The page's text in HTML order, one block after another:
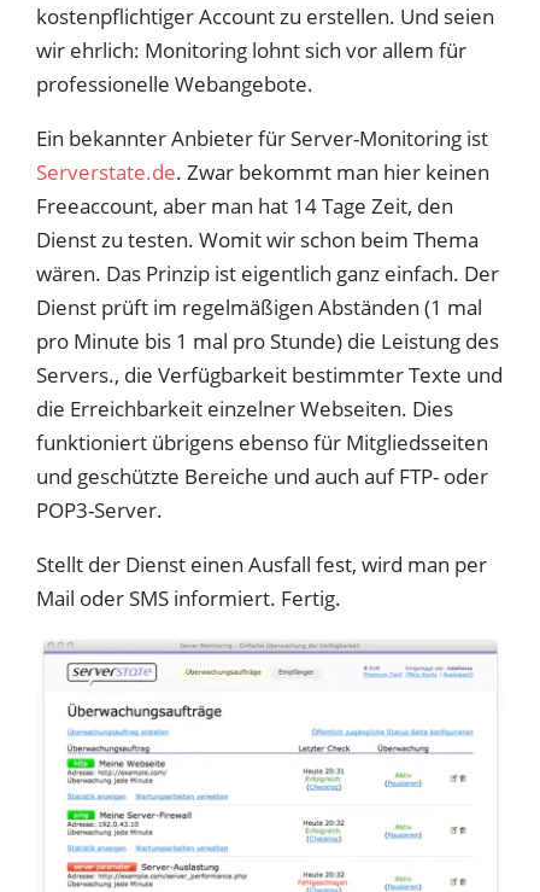
kostenpflichtiger Account zu erstellen. Und seien
wir ehrlich: Monitoring lohnt sich vor allem für
professionelle Webangebote.
Ein bekannter Anbieter für Server-Monitoring ist
Serverstate.de. Zwar bekommt man hier keinen
Freeaccount, aber man hat 14 Tage Zeit, den
Dienst zu testen. Womit wir schon beim Thema
wären. Das Prinzip ist eigentlich ganz einfach. Der
Dienst prüft im regelmäßigen Abständen (1 mal
pro Minute bis 1 mal pro Stunde) die Leistung des
Servers., die Verfügbarkeit bestimmter Texte und
die Erreichbarkeit einzelner Webseiten. Dies
funktioniert übrigens ebenso für Mitgliedsseiten
und geschützte Bereiche und auch auf FTP- oder
POP3-Server.
Stellt der Dienst einen Ausfall fest, wird man per
Mail oder SMS informiert. Fertig.